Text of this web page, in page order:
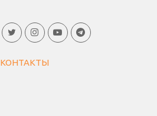
КОНТАКТЫ